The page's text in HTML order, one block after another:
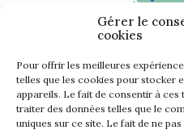
Gérer le
cookies
Pour offrir les meilleures
telles que les cookies pour stocker
appareils. Le fait de consentir à
traiter des données telles que le
uniques sur ce site. Le fait de ne